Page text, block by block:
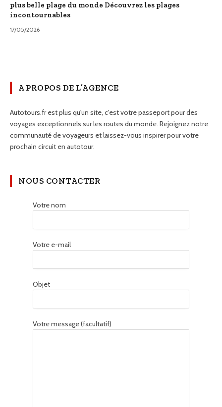
plus belle plage du monde Découvrez les plages
incontournables
17/05/2026
A PROPOS DE L’AGENCE
Autotours.fr est plus qu'un site, c'est votre passeport pour des
voyages exceptionnels sur les routes du monde. Rejoignez notre
communauté de voyageurs et laissez-vous inspirer pour votre
prochain circuit en autotour.
NOUS CONTACTER
Votre nom
Votre e-mail
Objet
Votre message (facultatif)